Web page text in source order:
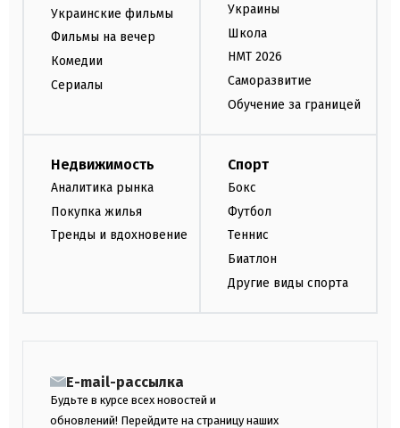
Украинские фильмы
Фильмы на вечер
Комедии
Сериалы
Украины
Школа
НМТ 2026
Саморазвитие
Обучение за границей
Недвижимость
Аналитика рынка
Покупка жилья
Тренды и вдохновение
Спорт
Бокс
Футбол
Теннис
Биатлон
Другие виды спорта
E-mail-рассылка
Будьте в курсе всех новостей и
обновлений! Перейдите на страницу наших